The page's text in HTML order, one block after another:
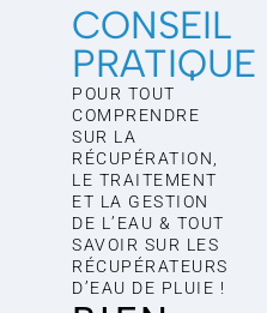
CONSEIL
PRATIQUE
POUR TOUT
COMPRENDRE
SUR LA
RÉCUPÉRATION,
LE TRAITEMENT
ET LA GESTION
DE L’EAU & TOUT
SAVOIR SUR LES
RÉCUPÉRATEURS
D’EAU DE PLUIE !